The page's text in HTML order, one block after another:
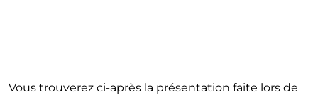
Vous trouverez ci-après la présentation faite lors de